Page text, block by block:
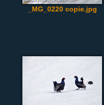
_MG_0220 copie.jpg